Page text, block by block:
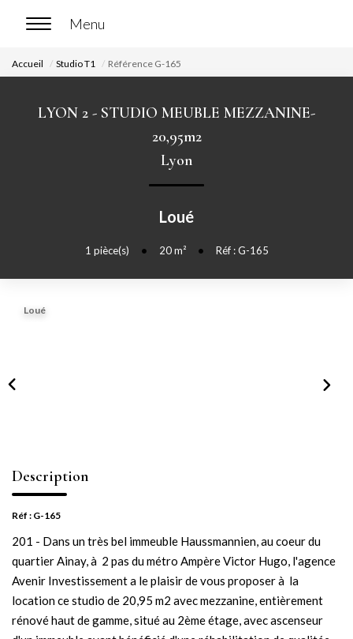
ACCUEIL
Nos biens en vente
Chasse immobilière
LOUER
VENDRE
Estimer votre bien
Nos biens vendus
Accueil Studio T1 Référence G-165
LYON 2 - STUDIO MEUBLE MEZZANINE-
20,95m2
Lyon
Loué
1 pièce(s) • 20m² • Réf : G-165
Loué
Description
Réf : G-165
201 - Dans un très bel immeuble Haussmannien, au coeur du
quartier Ainay, à 2 pas du métro Ampère Victor Hugo, l'agence
Avenir Investissement a le plaisir de vous proposer à la
location ce studio de 20,95 m2 avec mezzanine, entièrement
rénové haut de gamme, situé au 2ème étage, avec ascenseur